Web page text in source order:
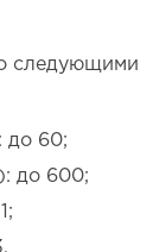
следующими
до 60;
до 600;